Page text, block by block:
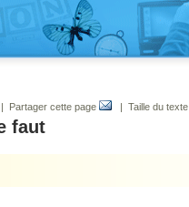
| Partager cette page | Taille du texte
faut